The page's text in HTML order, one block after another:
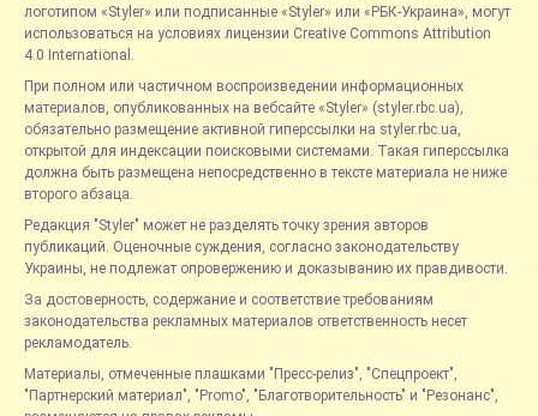
логотипом «Styler» или подписанные «Styler» или «РБК-Украина», могут
использоваться на условиях лицензии Creative Commons Attribution
4.0 International.
При полном или частичном воспроизведении информационных
материалов, опубликованных на вебсайте «Styler» (styler.rbc.ua),
обязательно размещение активной гиперссылки на styler.rbc.ua,
открытой для индексации поисковыми системами. Такая гиперссылка
должна быть размещена непосредственно в тексте материала не ниже
второго абзаца.
Редакция "Styler" может не разделять точку зрения авторов
публикаций. Оценочные суждения, согласно законодательству
Украины, не подлежат опровержению и доказыванию их правдивости.
За достоверность, содержание и соответствие требованиям
законодательства рекламных материалов ответственность несет
рекламодатель.
Материалы, отмеченные плашками "Пресс-релиз", "Спецпроект",
"Партнерский материал", "Promo", "Благотворительность" и "Резонанс",